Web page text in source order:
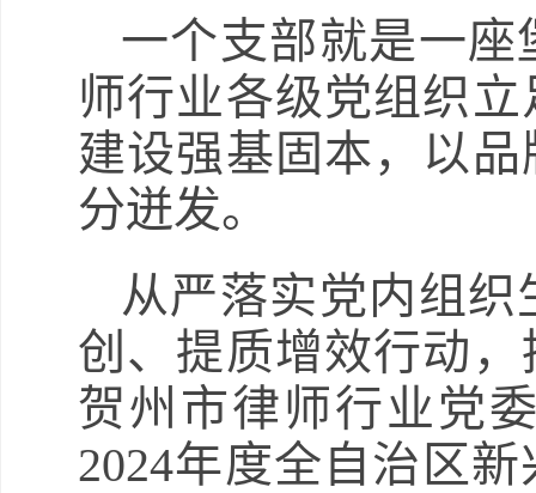
一个支部就是一
师行业各级党组织
建设强基固本，以
分迸发。
从严落实党内组
创、提质增效行动
贺州市律师行业党
2024年度全自治区